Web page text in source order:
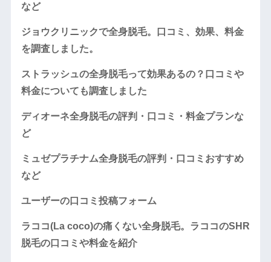
など
ジョウクリニックで全身脱毛。口コミ、効果、料金
を調査しました。
ストラッシュの全身脱毛って効果あるの？口コミや
料金についても調査しました
ディオーネ全身脱毛の評判・口コミ・料金プランな
ど
ミュゼプラチナム全身脱毛の評判・口コミおすすめ
など
ユーザーの口コミ投稿フォーム
ラココ(La coco)の痛くない全身脱毛。ラココのSHR
脱毛の口コミや料金を紹介